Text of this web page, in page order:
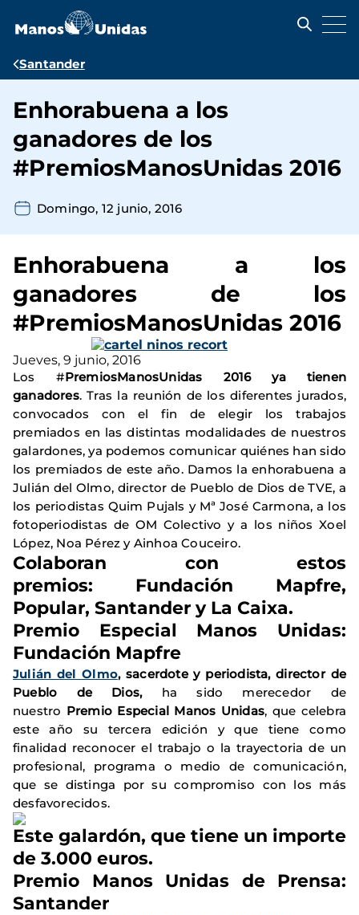
contenido
Ruta
navegación
Santander
Enhorabuena a los
ganadores de los
#PremiosManosUnidas 2016
Domingo, 12 junio, 2016
Enhorabuena a los
ganadores de los
#PremiosManosUnidas 2016
Jueves, 9 junio, 2016
Los #PremiosManosUnidas 2016 ya tienen
ganadores. Tras la reunión de los diferentes jurados,
convocados con el fin de elegir los trabajos
premiados en las distintas modalidades de nuestros
galardones, ya podemos comunicar quiénes han sido
los premiados de este año. Damos la enhorabuena a
Julián del Olmo, director de Pueblo de Dios de TVE, a
los periodistas Quim Pujals y Mª José Carmona, a los
fotoperiodistas de OM Colectivo y a los niños Xoel
López, Noa Pérez y Ainhoa Couceiro.
Colaboran con estos
premios: Fundación Mapfre,
Popular, Santander y La Caixa.
Premio Especial Manos Unidas:
Fundación Mapfre
Julián del Olmo, sacerdote y periodista, director de
Pueblo de Dios, ha sido merecedor de
nuestro Premio Especial Manos Unidas, que celebra
este año su tercera edición y que tiene como
finalidad reconocer el trabajo o la trayectoria de un
profesional, programa o medio de comunicación,
que se distinga por su compromiso con los más
desfavorecidos.
Este galardón, que tiene un importe
de 3.000 euros.
Premio Manos Unidas de Prensa:
Santander